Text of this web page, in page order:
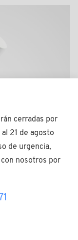
cerradas por
21 de agosto
de urgencia,
nosotros por